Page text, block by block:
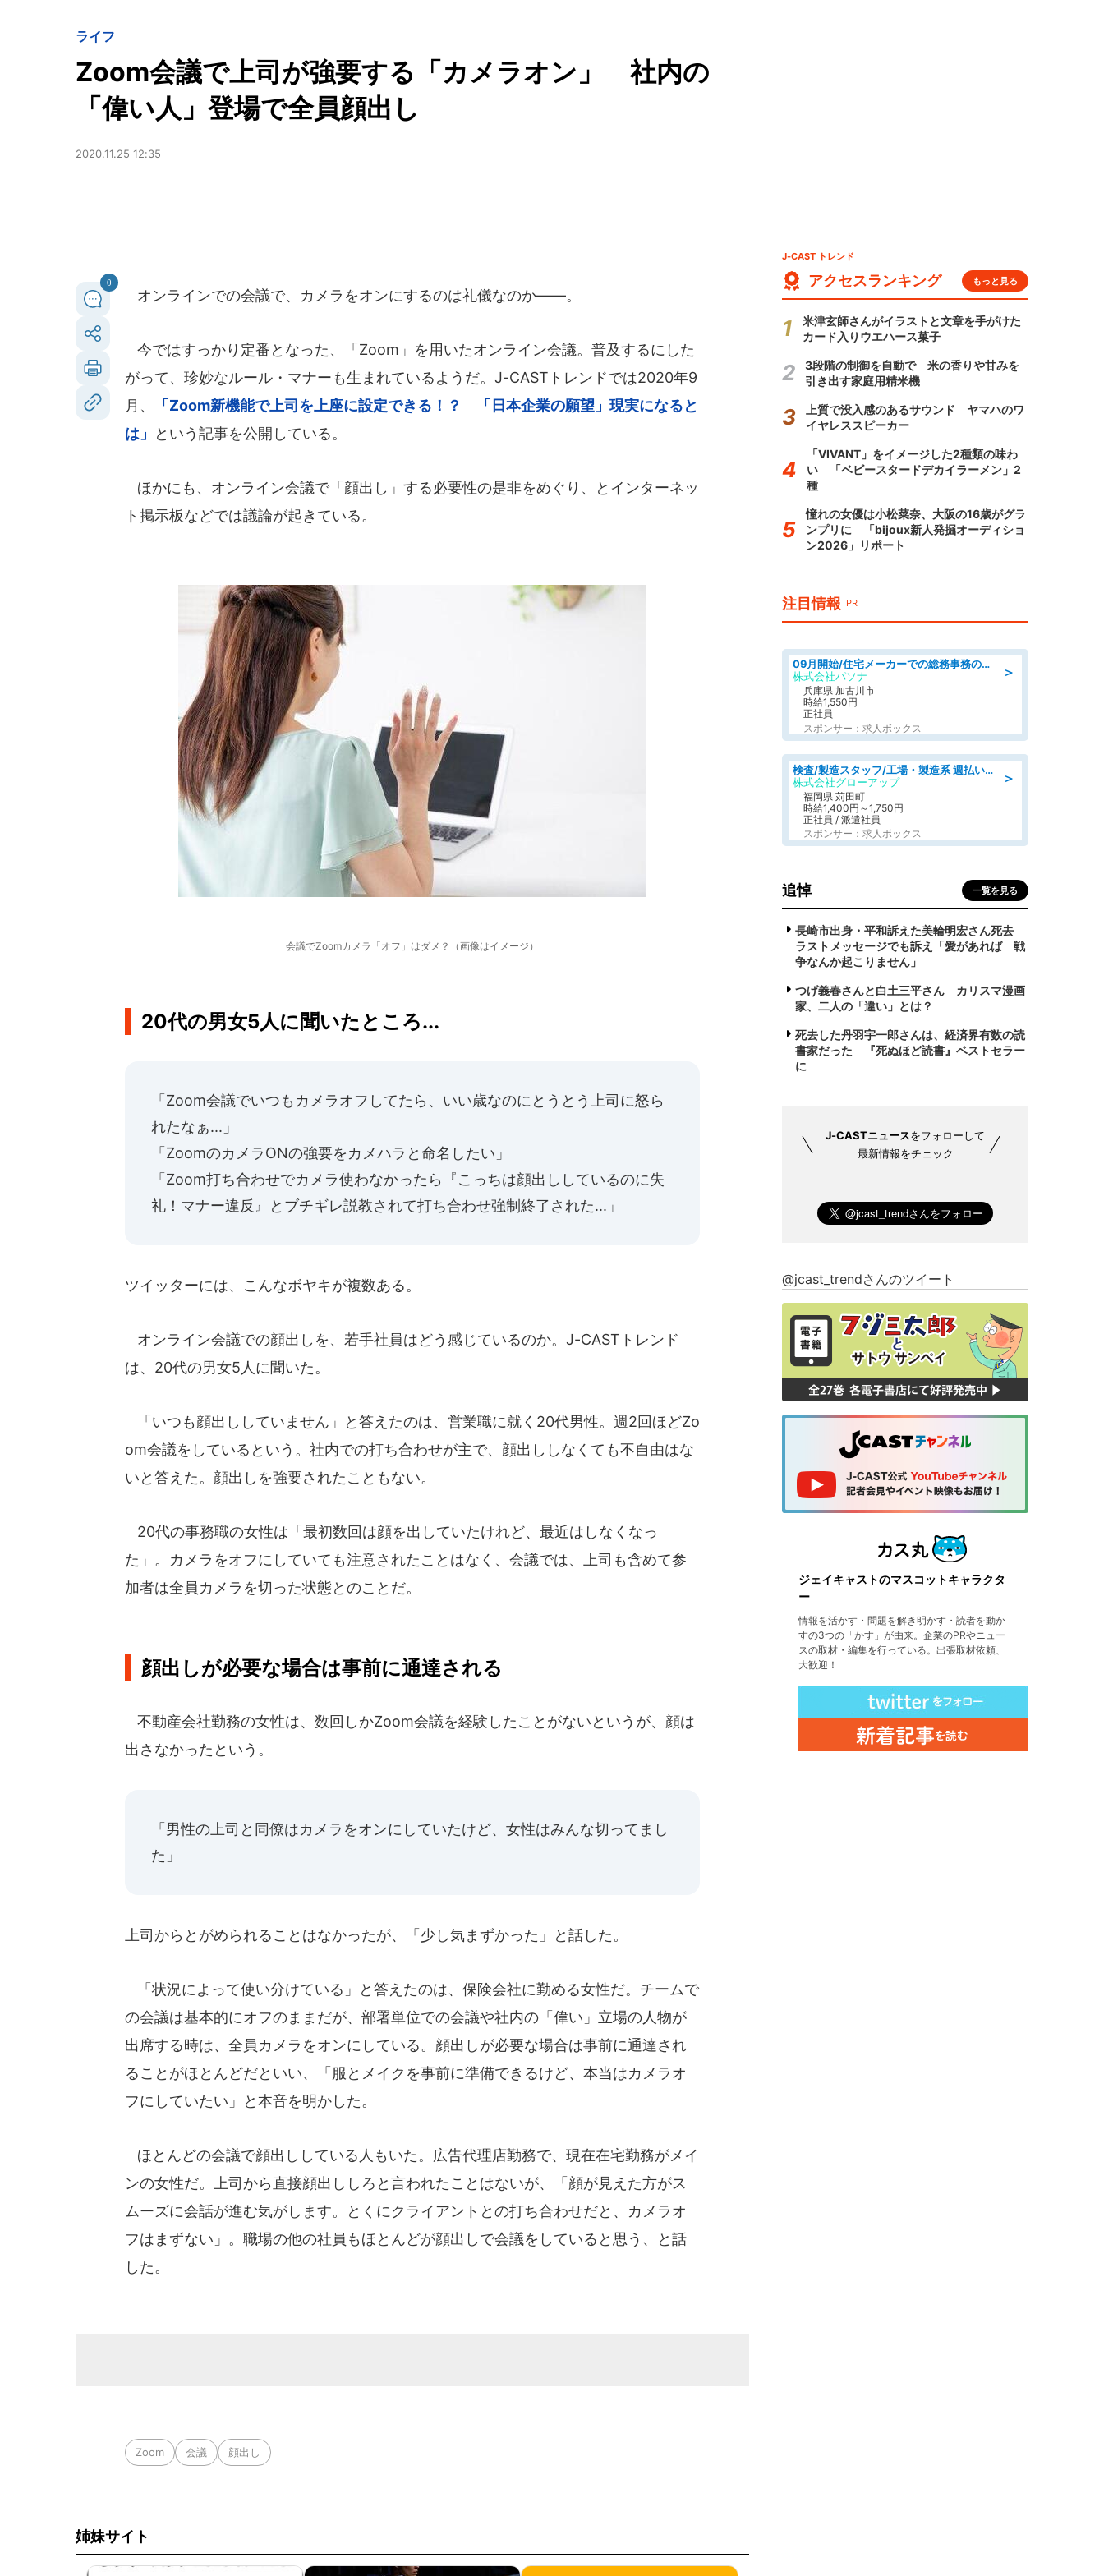
ライフ
Zoom会議で上司が強要する「カメラオン」 社内の
「偉い人」登場で全員顔出し
2020.11.25 12:35
0
オンラインでの会議で、カメラをオンにするのは礼儀なのか――。
今ではすっかり定番となった、「Zoom」を用いたオンライン会議。普及するにした
がって、珍妙なルール・マナーも生まれているようだ。J-CASTトレンドでは2020年9
月、
「Zoom新機能で上司を上座に設定できる！？ 「日本企業の願望」現実になると
は」
という記事を公開している。
ほかにも、オンライン会議で「顔出し」する必要性の是非をめぐり、とインターネッ
ト掲示板などでは議論が起きている。
会議でZoomカメラ「オフ」はダメ？（画像はイメージ）
20代の男女5人に聞いたところ...
「Zoom会議でいつもカメラオフしてたら、いい歳なのにとうとう上司に怒ら
れたなぁ...」
「ZoomのカメラONの強要をカメハラと命名したい」
「Zoom打ち合わせでカメラ使わなかったら『こっちは顔出ししているのに失
礼！マナー違反』とブチギレ説教されて打ち合わせ強制終了された...」
ツイッターには、こんなボヤキが複数ある。
オンライン会議での顔出しを、若手社員はどう感じているのか。J-CASTトレンド
は、20代の男女5人に聞いた。
「いつも顔出ししていません」と答えたのは、営業職に就く20代男性。週2回ほどZo
om会議をしているという。社内での打ち合わせが主で、顔出ししなくても不自由はな
いと答えた。顔出しを強要されたこともない。
20代の事務職の女性は「最初数回は顔を出していたけれど、最近はしなくなっ
た」。カメラをオフにしていても注意されたことはなく、会議では、上司も含めて参
加者は全員カメラを切った状態とのことだ。
顔出しが必要な場合は事前に通達される
不動産会社勤務の女性は、数回しかZoom会議を経験したことがないというが、顔は
出さなかったという。
「男性の上司と同僚はカメラをオンにしていたけど、女性はみんな切ってまし
た」
上司からとがめられることはなかったが、「少し気まずかった」と話した。
「状況によって使い分けている」と答えたのは、保険会社に勤める女性だ。チームで
の会議は基本的にオフのままだが、部署単位での会議や社内の「偉い」立場の人物が
出席する時は、全員カメラをオンにしている。顔出しが必要な場合は事前に通達され
ることがほとんどだといい、「服とメイクを事前に準備できるけど、本当はカメラオ
フにしていたい」と本音を明かした。
ほとんどの会議で顔出ししている人もいた。広告代理店勤務で、現在在宅勤務がメイ
ンの女性だ。上司から直接顔出ししろと言われたことはないが、「顔が見えた方がス
ムーズに会話が進む気がします。とくにクライアントとの打ち合わせだと、カメラオ
フはまずない」。職場の他の社員もほとんどが顔出しで会議をしていると思う、と話
した。
Zoom 会議 顔出し
姉妹サイト
J-CAST トレンド
アクセスランキング もっと見る
米津玄師さんがイラストと文章を手がけた
カード入りウエハース菓子
3段階の制御を自動で 米の香りや甘みを
引き出す家庭用精米機
上質で没入感のあるサウンド ヤマハのワ
イヤレススピーカー
「VIVANT」をイメージした2種類の味わ
い 「ベビースタードデカイラーメン」2
種
憧れの女優は小松菜奈、大阪の16歳がグラ
ンプリに 「bijoux新人発掘オーディショ
ン2026」リポート
注目情報 PR
＞
09月開始/住宅メーカーでの総務事務のお仕事/駅近/車通勤可/一般事務/人事労務
株式会社パソナ
兵庫県 加古川市
時給1,550円
正社員
スポンサー：求人ボックス
＞
検査/製造スタッフ/工場・製造系 週払いOK 土日休み プラスチック製品組立 チェック
株式会社グローアップ
福岡県 苅田町
時給1,400円～1,750円
正社員 / 派遣社員
スポンサー：求人ボックス
追悼 一覧を見る
長崎市出身・平和訴えた美輪明宏さん死去
ラストメッセージでも訴え「愛があれば 戦
争なんか起こりません」
つげ義春さんと白土三平さん カリスマ漫画
家、二人の「違い」とは？
死去した丹羽宇一郎さんは、経済界有数の読
書家だった 『死ぬほど読書』ベストセラー
に
J-CASTニュースをフォローして
最新情報をチェック
@jcast_trendさんのツイート
ジェイキャストのマスコットキャラクタ
ー
情報を活かす・問題を解き明かす・読者を動か
すの3つの「かす」が由来。企業のPRやニュー
スの取材・編集を行っている。出張取材依頼、
大歓迎！